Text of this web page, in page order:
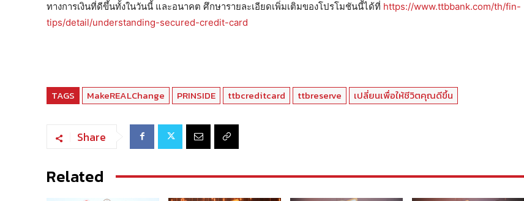
ทางการเงินที่ดีขึ้นทั้งในวันนี้ และอนาคต ศึกษารายละเอียดเพิ่มเติมของโปรโมชันนี้ได้ที่ https://www.ttbbank.com/th/fin-
tips/detail/understanding-secured-credit-card
TAGS MakeREALChange PRINSIDE ttbcreditcard ttbreserve เปลี่ยนเพื่อให้ชีวิตคุณดีขึ้น
Share
Related